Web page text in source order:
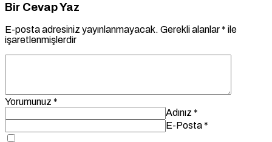
Bir Cevap Yaz
E-posta adresiniz yayınlanmayacak. Gerekli alanlar* ile
işaretlenmişlerdir
Yorumunuz *
Adınız *
E-Posta*